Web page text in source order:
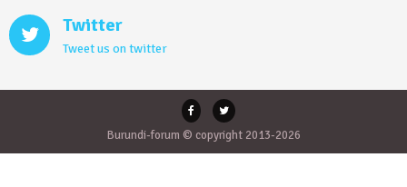
Twitter
Tweet us on twitter
Burundi-forum © copyright 2013-2026